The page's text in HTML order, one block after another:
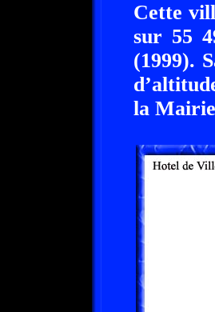
Cette
sur 55
(1999).
la